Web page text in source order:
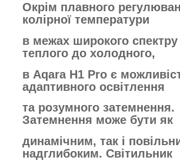
Окрім плавного
колірної температури
в межах широкого спектру
теплого до холодного,
в Aqara H1 Pro є
адаптивного освітлення
та розумного затемнення.
Затемнення може бути як
динамічним, так і
надглибоким. Світильник